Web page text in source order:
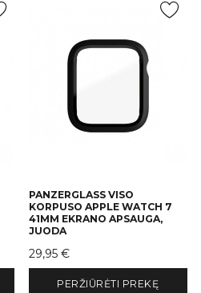
PANZERGLASS VISO
KORPUSO APPLE WATCH 7
41MM EKRANO APSAUGA,
JUODA
Kaina
29,95 €
PERŽIŪRĖTI PREKĘ